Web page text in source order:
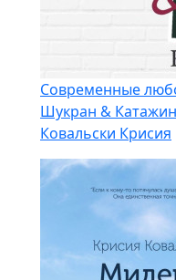
Современные
Шукран &
Ковальски Крисия